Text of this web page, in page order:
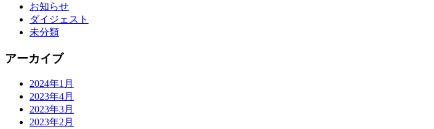
お知らせ
ダイジェスト
未分類
アーカイブ
2024年1月
2023年4月
2023年3月
2023年2月